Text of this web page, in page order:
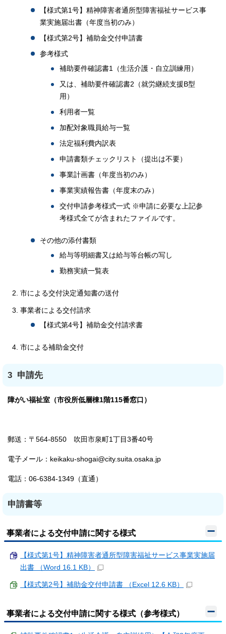
【様式第1号】精神障害者通所型障害福祉サービス事
業実施届出書（年度当初のみ）
【様式第2号】補助金交付申請書
参考様式
補助要件確認書1（生活介護・自立訓練用）
又は、補助要件確認書2（就労継続支援B型
用）
利用者一覧
加配対象職員給与一覧
法定福利費内訳表
申請書類チェックリスト（提出は不要）
事業計画書（年度当初のみ）
事業実績報告書（年度末のみ）
交付申請参考様式一式 ※申請に必要な上記参
考様式全てが含まれたファイルです。
その他の添付書類
給与等明細書又は給与等台帳の写し
勤務実績一覧表
市による交付決定通知書の送付
事業者による交付請求
【様式第4号】補助金交付請求書
市による補助金交付
3 申請先
障がい福祉室（市役所低層棟1階115番窓口）
郵送：〒564-8550 吹田市泉町1丁目3番40号
電子メール：keikaku-shogai@city.suita.osaka.jp
電話：06-6384-1349（直通）
申請書等
事業者による交付申請に関する様式
【様式第1号】精神障害者通所型障害福祉サービス事業実施届
出書 （Word 16.1 KB）
【様式第2号】補助金交付申請書 （Excel 12.6 KB）
事業者による交付申請に関する様式（参考様式）